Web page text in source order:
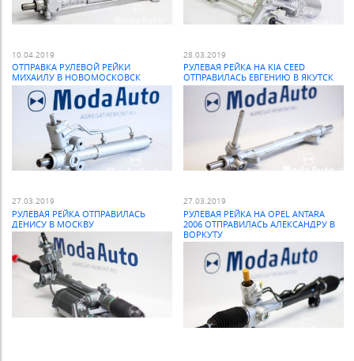
10.04.2019
ОТПРАВКА РУЛЕВОЙ РЕЙКИ
МИХАИЛУ В НОВОМОСКОВСК
28.03.2019
РУЛЕВАЯ РЕЙКА НА KIA CEED
ОТПРАВИЛАСЬ ЕВГЕНИЮ В ЯКУТСК
27.03.2019
РУЛЕВАЯ РЕЙКА ОТПРАВИЛАСЬ
ДЕНИСУ В МОСКВУ
27.03.2019
РУЛЕВАЯ РЕЙКА НА OPEL ANTARA
2006 ОТПРАВИЛАСЬ АЛЕКСАНДРУ В
ВОРКУТУ